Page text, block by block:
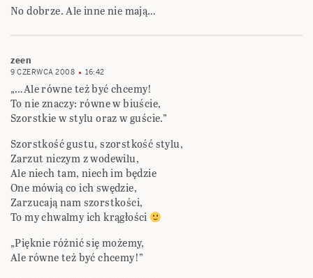
No dobrze. Ale inne nie mają…
zeen
9 CZERWCA 2008 16:42
„…Ale równe też być chcemy!
To nie znaczy: równe w biuście,
Szorstkie w stylu oraz w guście.”
Szorstkość gustu, szorstkość stylu,
Zarzut niczym z wodewilu,
Ale niech tam, niech im będzie
One mówią co ich swędzie,
Zarzucają nam szorstkości,
To my chwalmy ich krągłości
„Pięknie różnić się możemy,
Ale równe też być chcemy!”